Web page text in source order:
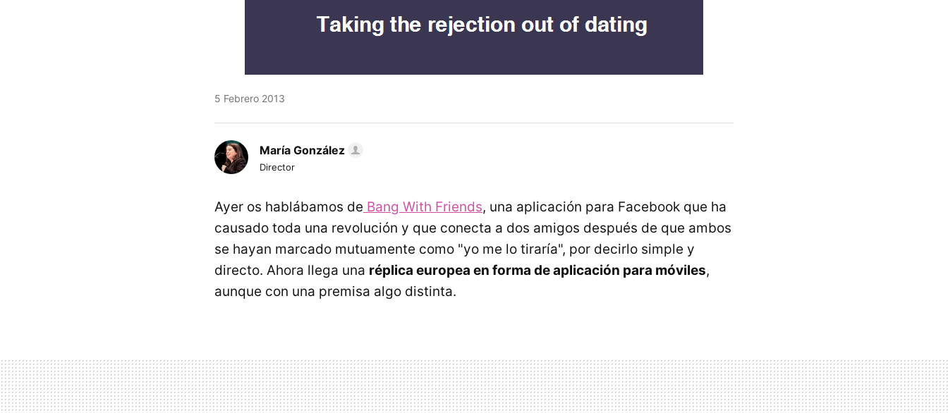
5 Febrero 2013
María González
Director
Ayer os hablábamos de Bang With Friends, una aplicación para Facebook que ha
causado toda una revolución y que conecta a dos amigos después de que ambos
se hayan marcado mutuamente como "yo me lo tiraría", por decirlo simple y
directo. Ahora llega una réplica europea en forma de aplicación para móviles,
aunque con una premisa algo distinta.